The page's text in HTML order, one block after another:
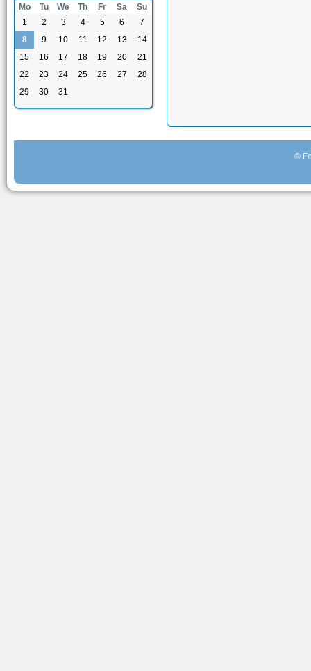
Mo Tu We Th Fr Sa
Su
1
2 3 4 5 6
7
8
9 10 11 12 13
14
15
16 17 18 19 20
21
22
23 24 25 26 27
28
29
30 31
©